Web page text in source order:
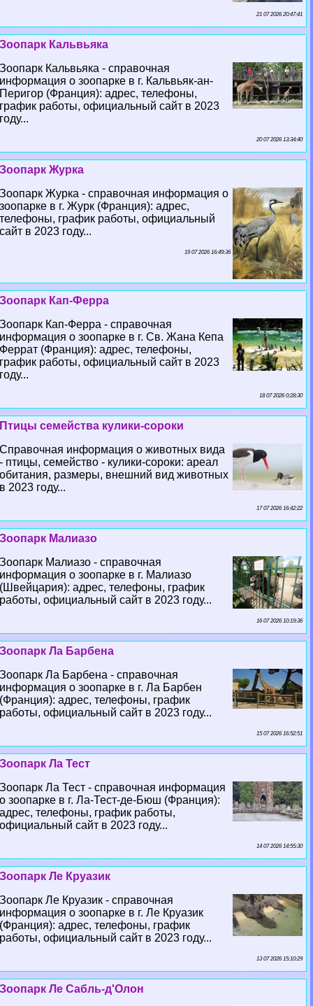
21 07 2026 20:47:41
Зоопарк Кальвьяка
Зоопарк Кальвьяка - справочная
информация о зоопарке в г. Кальвьяк-ан-
Перигор (Франция): адрес, телефоны,
график работы, официальный сайт в 2023
году...
20 07 2026 13:34:40
Зоопарк Журка
Зоопарк Журка - справочная информация о
зоопарке в г. Журк (Франция): адрес,
телефоны, график работы, официальный
сайт в 2023 году...
19 07 2026 16:49:36
Зоопарк Кап-Ферра
Зоопарк Кап-Ферра - справочная
информация о зоопарке в г. Св. Жана Кепа
Феррат (Франция): адрес, телефоны,
график работы, официальный сайт в 2023
году...
18 07 2026 0:28:30
Птицы семейства кулики-сороки
Справочная информация о животных вида
- птицы, семейство - кулики-сороки: ареал
обитания, размеры, внешний вид животных
в 2023 году...
17 07 2026 16:42:22
Зоопарк Малиазо
Зоопарк Малиазо - справочная
информация о зоопарке в г. Малиазо
(Швейцария): адрес, телефоны, график
работы, официальный сайт в 2023 году...
16 07 2026 10:19:36
Зоопарк Ла Барбена
Зоопарк Ла Барбена - справочная
информация о зоопарке в г. Ла Барбен
(Франция): адрес, телефоны, график
работы, официальный сайт в 2023 году...
15 07 2026 16:52:51
Зоопарк Ла Тест
Зоопарк Ла Тест - справочная информация
о зоопарке в г. Ла-Тест-де-Бюш (Франция):
адрес, телефоны, график работы,
официальный сайт в 2023 году...
14 07 2026 14:55:30
Зоопарк Ле Круазик
Зоопарк Ле Круазик - справочная
информация о зоопарке в г. Ле Круазик
(Франция): адрес, телефоны, график
работы, официальный сайт в 2023 году...
13 07 2026 15:10:29
Зоопарк Ле Сабль-д'Олон